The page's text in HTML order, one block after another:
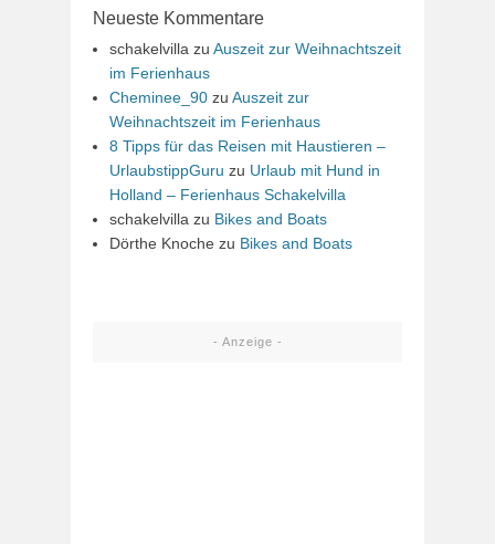
Neueste Kommentare
schakelvilla zu Auszeit zur Weihnachtszeit
im Ferienhaus
Cheminee_90 zu Auszeit zur
Weihnachtszeit im Ferienhaus
8 Tipps für das Reisen mit Haustieren –
UrlaubstippGuru zu Urlaub mit Hund in
Holland – Ferienhaus Schakelvilla
schakelvilla zu Bikes and Boats
Dörthe Knoche zu Bikes and Boats
- Anzeige -